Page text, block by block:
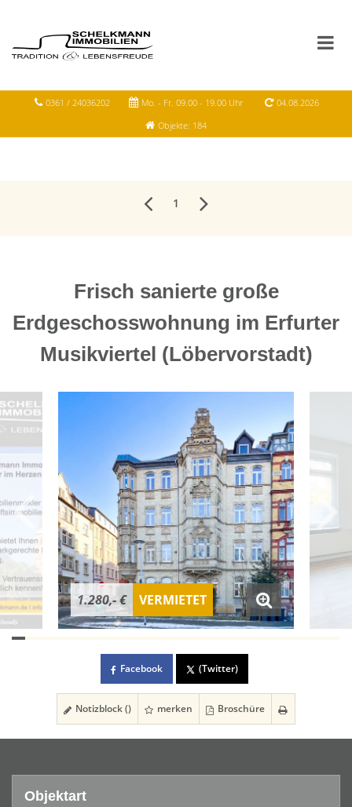
0361 / 24036202 Mo. - Fr. 09.00 - 19.00 Uhr
04.08.2026
Objekte: 184
1
Frisch sanierte große
Erdgeschosswohnung im Erfurter
Musikviertel (Löbervorstadt)
1.280,- € VERMIETET
Facebook (Twitter)
Notizblock () merken Broschüre
Objektart